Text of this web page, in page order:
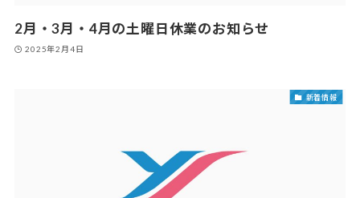
2月・3月・4月の土曜日休業のお知らせ
2025年2月4日
新着情報